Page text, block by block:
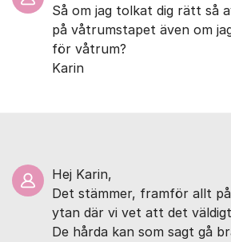
Så om jag tolkat dig rätt så
på våtrumstapet även om
för våtrum?
Karin
Hej Karin,
Det stämmer, framför allt
ytan där vi vet att det
De hårda kan som sagt gå